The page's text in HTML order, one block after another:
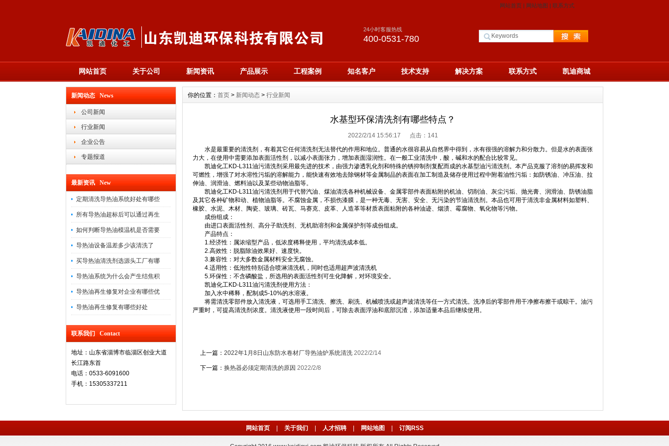
网站首页| 网站地图 | 联系方式
24小时客服热线
400-0531-780
网站首页 关于公司 新闻资讯 产品展示 工程案例 知名客户 技术支持 解决方案 联系方式 凯迪商城
新闻动态 News
公司新闻
行业新闻
企业公告
专题报道
最新资讯 New
定期清洗导热油系统好处有哪些
所有导热油超标后可以通过再生
如何判断导热油模温机是否需要
导热油设备温差多少该清洗了
买导热油清洗剂选源头工厂有哪
导热油系统为什么会产生结焦积
导热油再生修复对企业有哪些优
导热油再生修复有哪些好处
联系我们 Contact
地址：山东省淄博市临淄区创业大道
长江路东首
电话：0533-6091600
手机：15305337211
你的位置： 首页 > 新闻动态 > 行业新闻
水基型环保清洗剂有哪些特点？
2022/2/14 15:56:17 点击： 141
水是最重要的清洗剂，有着其它任何清洗剂无法替代的作用和地位。普通的水很容易从自然界中得到，水有很强的溶解力和分散力。但是水的表面张
力大，在使用中需要添加表面活性剂，以减小表面张力，增加表面湿润性。在一般工业清洗中，酸，碱和水的配合比较常见。
凯迪化工KD-L311油污清洗剂采用最先进的技术，由强力渗透乳化剂和特殊的锈抑制剂复配而成的水基型油污清洗剂。本产品克服了溶剂的易挥发和
可燃性，增强了对水溶性污垢的溶解能力，能快速有效地去除钢材等金属制品的表面在加工制造及储存使用过程中附着油性污垢：如防锈油、冲压油、拉
伸油、润滑油、燃料油以及某些动物油脂等。
凯迪化工KD-L311油污清洗剂用于代替汽油、煤油清洗各种机械设备、金属零部件表面粘附的机油、切削油、灰尘污垢、抛光膏、润滑油、防锈油脂
及其它各种矿物和动、植物油脂等。不腐蚀金属，不损伤漆膜，是一种无毒、无害、安全、无污染的节油清洗剂。本品也可用于清洗非金属材料如塑料、
橡胶、水泥、木材、陶瓷、玻璃、砖瓦、马赛克、皮革、人造革等材质表面粘附的各种油迹、烟渍、霉腐物、氧化物等污物。
成份组成：
由进口表面活性剂、高分子助洗剂、无机助溶剂和金属保护剂等成份组成。
产品特点：
1.经济性：属浓缩型产品，低浓度稀释使用，平均清洗成本低。
2.高效性：脱脂除油效果好、速度快。
3.兼容性：对大多数金属材料安全无腐蚀。
4.适用性：低泡性特别适合喷淋清洗机，同时也适用超声波清洗机
5.环保性：不含磷酸盐，所选用的表面活性剂可生化降解，对环境安全。
凯迪化工KD-L311油污清洗剂使用方法：
加入水中稀释，配制成5-10%的水溶液。
将需清洗零部件放入清洗液，可选用手工清洗、擦洗、刷洗、机械喷洗或超声波清洗等任一方式清洗。洗净后的零部件用干净擦布擦干或晾干。油污
严重时，可提高清洗剂浓度。清洗液使用一段时间后，可除去表面浮油和底部沉渣，添加适量本品后继续使用。
上一篇： 2022年1月8日山东防水卷材厂导热油炉系统清洗 2022/2/14
下一篇： 换热器必须定期清洗的原因 2022/2/8
网站首页 关于我们 人才招聘 网站地图 订阅RSS